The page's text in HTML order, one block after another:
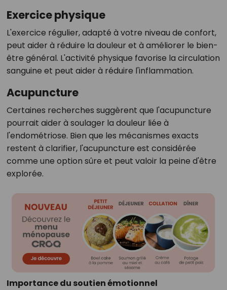
Exercice physique
L'exercice régulier, adapté à votre niveau de confort,
peut aider à réduire la douleur et à améliorer le bien-
être général. L'activité physique favorise la circulation
sanguine et peut aider à réduire l'inflammation.
Acupuncture
Certaines recherches suggèrent que l'acupuncture
pourrait aider à soulager la douleur liée à
l'endométriose. Bien que les mécanismes exacts
restent à clarifier, l'acupuncture est considérée
comme une option sûre et peut valoir la peine d'être
explorée.
Importance du soutien émotionnel